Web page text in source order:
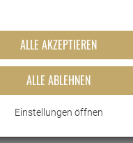
extra
100 Tabs
ALLE AKZEPTIEREN
ALLE ABLEHNEN
Einstellungen öffnen